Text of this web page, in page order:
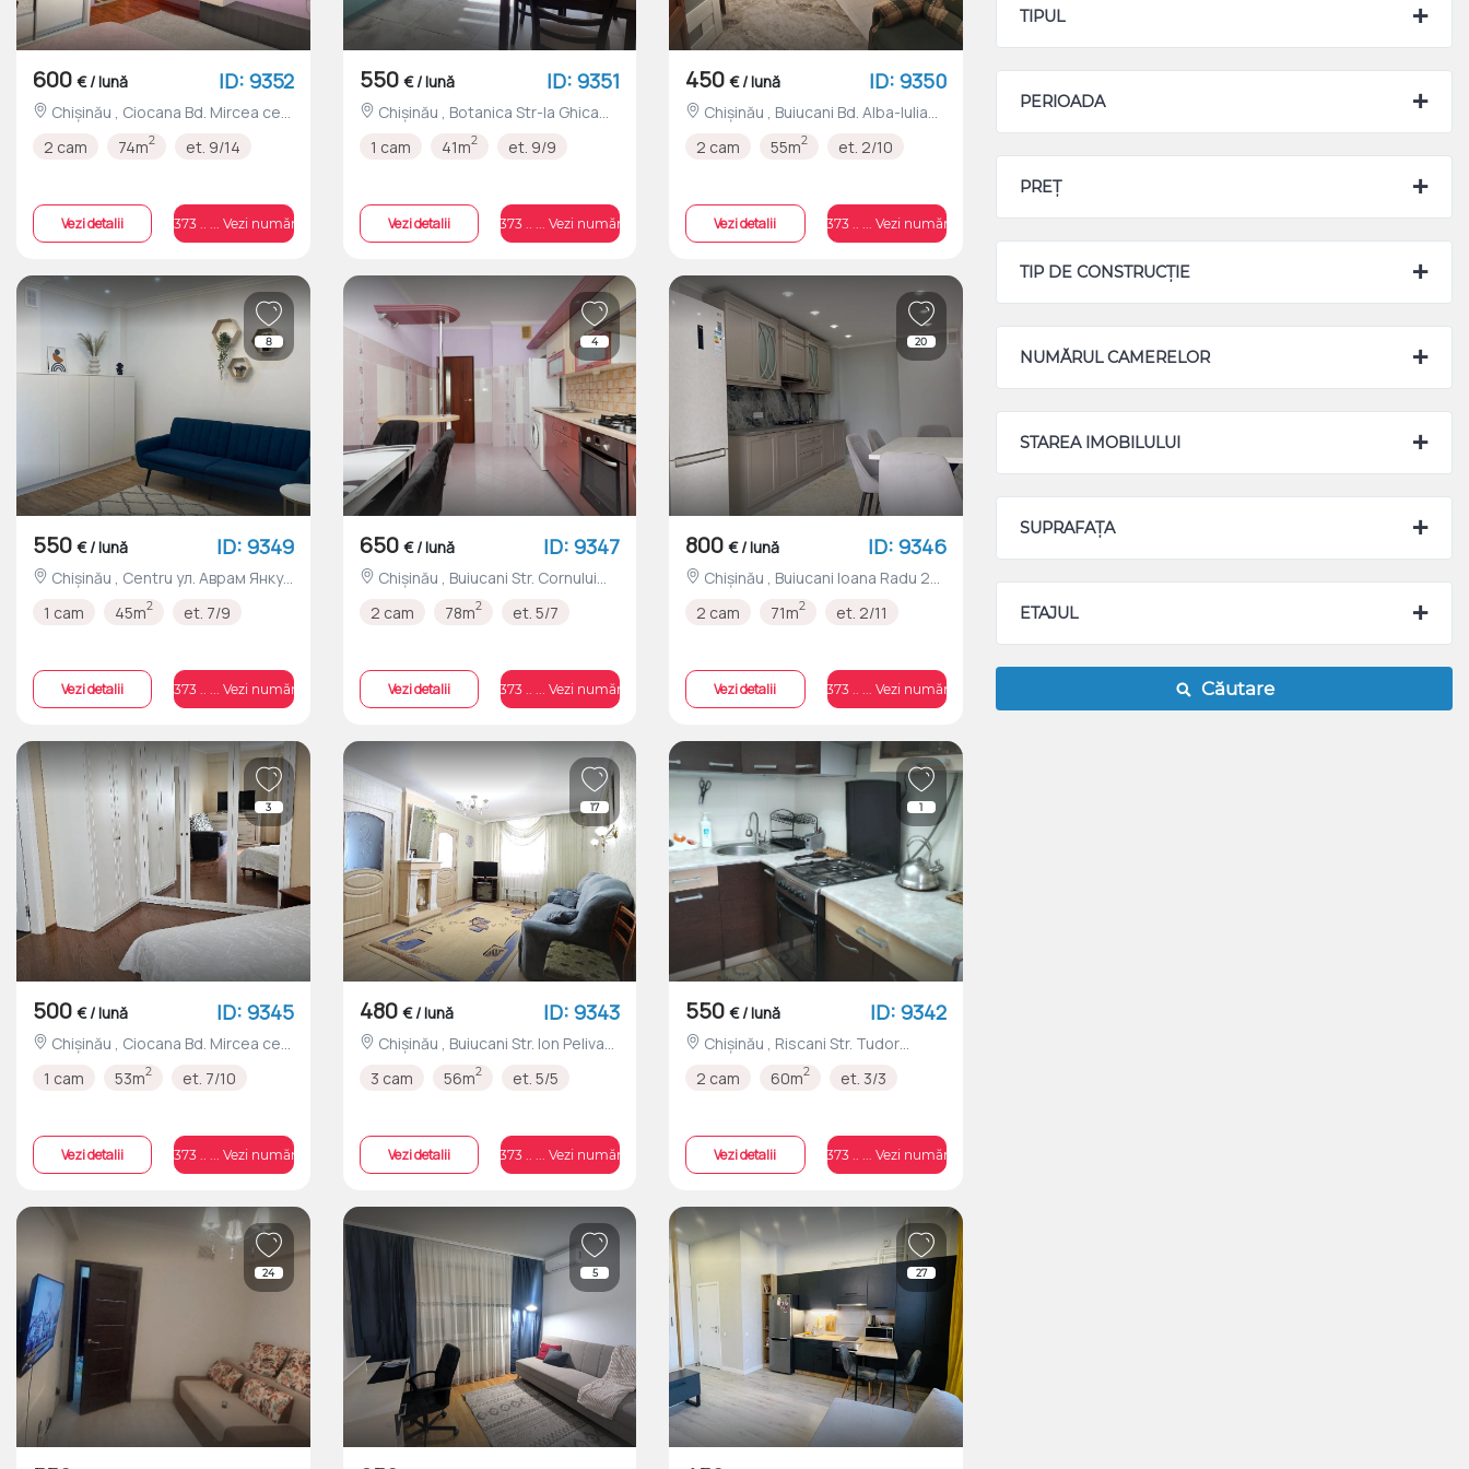
TIPUL
PERIOADA
PREȚ
TIP DE CONSTRUCȚIE
NUMĂRUL CAMERELOR
STAREA IMOBILULUI
SUPRAFAȚA
ETAJUL
Căutare
600 € / lună ID: 9352
2 cam 74m2 et. 9/14
Vezi detalii +373 .. ... Vezi numărul
550 € / lună ID: 9351
1 cam 41m2 et. 9/9
Vezi detalii +373 .. ... Vezi numărul
450 € / lună ID: 9350
2 cam 55m2 et. 2/10
Vezi detalii +373 .. ... Vezi numărul
8
550 € / lună ID: 9349
1 cam 45m2 et. 7/9
Vezi detalii +373 .. ... Vezi numărul
4
650 € / lună ID: 9347
2 cam 78m2 et. 5/7
Vezi detalii +373 .. ... Vezi numărul
20
800 € / lună ID: 9346
2 cam 71m2 et. 2/11
Vezi detalii +373 .. ... Vezi numărul
3
500 € / lună ID: 9345
1 cam 53m2 et. 7/10
Vezi detalii +373 .. ... Vezi numărul
17
480 € / lună ID: 9343
3 cam 56m2 et. 5/5
Vezi detalii +373 .. ... Vezi numărul
1
550 € / lună ID: 9342
Vladimirescu nr.12/1
2 cam 60m2 et. 3/3
Vezi detalii +373 .. ... Vezi numărul
24 5 27